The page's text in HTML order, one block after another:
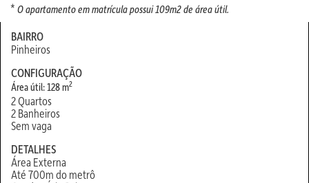
* O apartamento em matrícula possui 109m2 de área útil.
BAIRRO
Pinheiros
CONFIGURAÇÃO
Área útil: 128 m2
2 Quartos
2 Banheiros
Sem vaga
DETALHES
Área Externa
Até 700m do metrô